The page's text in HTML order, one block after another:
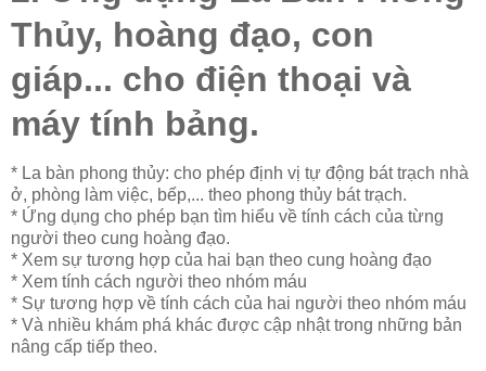
Thủy, hoàng đạo, con
giáp... cho điện thoại và
máy tính bảng.
* La bàn phong thủy: cho phép định vị tự động bát trạch nhà
ở, phòng làm việc, bếp,... theo phong thủy bát trạch.
* Ứng dụng cho phép bạn tìm hiểu về tính cách của từng
người theo cung hoàng đạo.
* Xem sự tương hợp của hai bạn theo cung hoàng đạo
* Xem tính cách người theo nhóm máu
* Sự tương hợp về tính cách của hai người theo nhóm máu
* Và nhiều khám phá khác được cập nhật trong những bản
nâng cấp tiếp theo.